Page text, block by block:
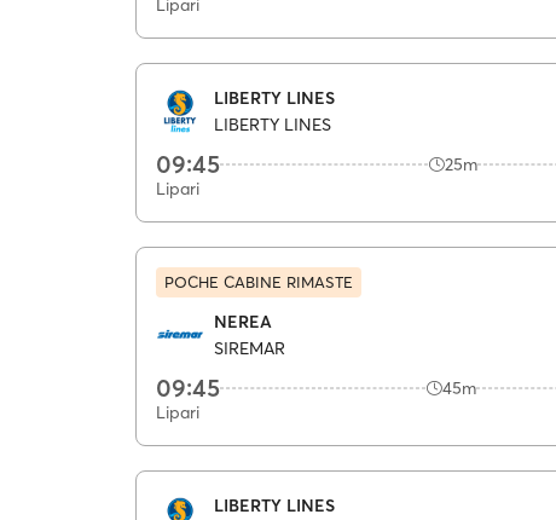
Lipari
LIBERTY LINES
LIBERTY LINES
09:45 25m
Lipari
POCHE CABINE RIMASTE
NEREA
SIREMAR
09:45 45m
Lipari
LIBERTY LINES